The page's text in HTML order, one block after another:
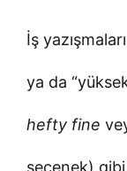
İş
ya da
hefty fine
seçenek)